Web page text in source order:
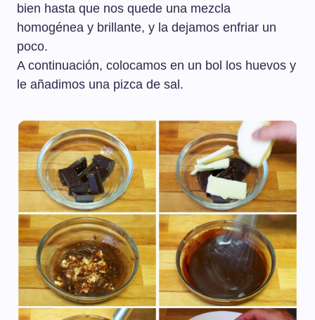
bien hasta que nos quede una mezcla
homogénea y brillante, y la dejamos enfriar un
poco.
A continuación, colocamos en un bol los huevos y
le añadimos una pizca de sal.